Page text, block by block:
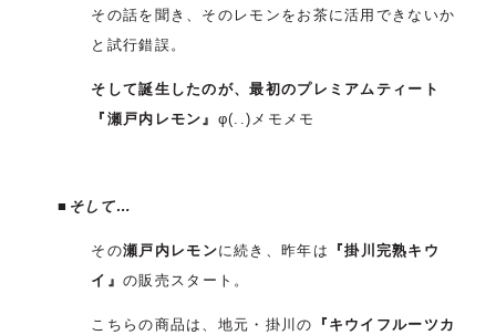
その話を聞き、そのレモンをお茶に活用できないか
と試行錯誤。
そして誕生したのが、最初のプレミアムティート
『瀬戸内レモン』 φ(..)メモメモ
■そして…
その瀬戸内レモンに続き、昨年は
『掛川完熟キウ
イ』 の販売スタート。
こちらの商品は、地元・掛川の
『キウイフルーツカ